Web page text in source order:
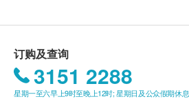
订购及查询
3151 2288
星期一至六早上9时至晚上12时; 星期日及公众假期休息